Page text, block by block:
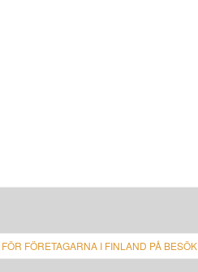
FÖRETAGARNA I FINLAND PÅ BESÖK